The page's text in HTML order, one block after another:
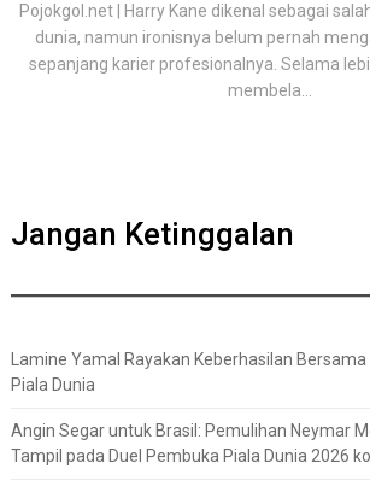
Pojokgol.net | Harry Kane dikenal sebagai
dunia, namun ironisnya belum pernah
sepanjang karier profesionalnya. Selama
membela...
Jangan Ketinggalan
Lamine Yamal Rayakan Keberhasilan Bersama
Piala Dunia
Angin Segar untuk Brasil: Pemulihan Neymar
Tampil pada Duel Pembuka Piala Dunia 2026